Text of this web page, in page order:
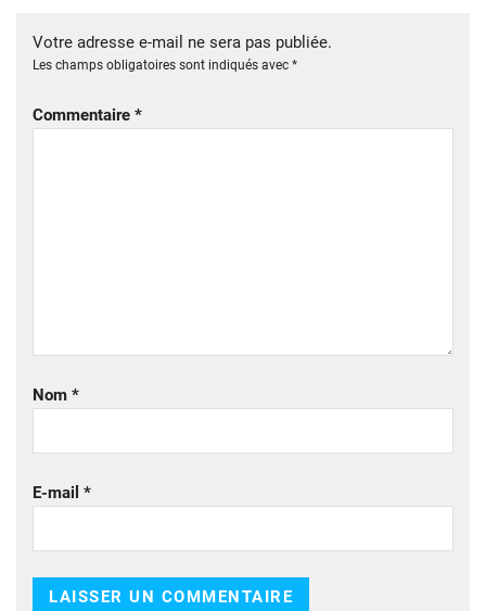
Votre adresse e-mail ne sera pas publiée.
Les champs obligatoires sont indiqués avec *
Commentaire *
Nom *
E-mail *